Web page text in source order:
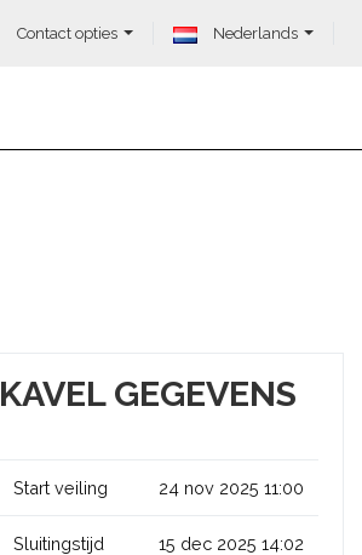
Contact opties Nederlands
KAVEL GEGEVENS
Start veiling 24 nov 2025 11:00
Sluitingstijd 15 dec 2025 14:02